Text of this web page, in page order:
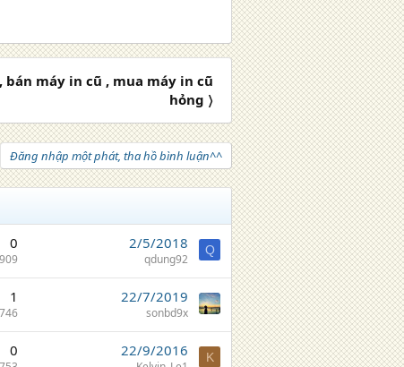
máy in cũ , mua máy in cũ
hỏng 〉
Đăng nhập một phát, tha hồ bình luận^^
0
909
2/5/2018
qdung92
Q
1
746
22/7/2019
sonbd9x
0 22/9/2016 K